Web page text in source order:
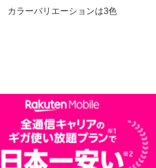
カラーバリエーションは3色